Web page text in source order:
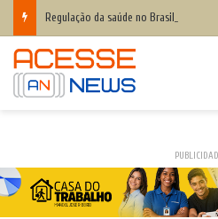
Regulação da saúde no Brasil é falha